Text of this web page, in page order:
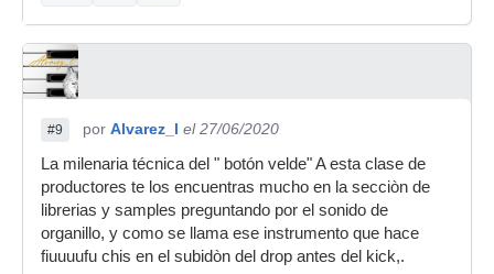
#9 por Alvarez_l el 27/06/2020
La milenaria técnica del " botón velde" A esta clase de
productores te los encuentras mucho en la secciòn de
librerias y samples preguntando por el sonido de
organillo, y como se llama ese instrumento que hace
fiuuuufu chis en el subidòn del drop antes del kick,.